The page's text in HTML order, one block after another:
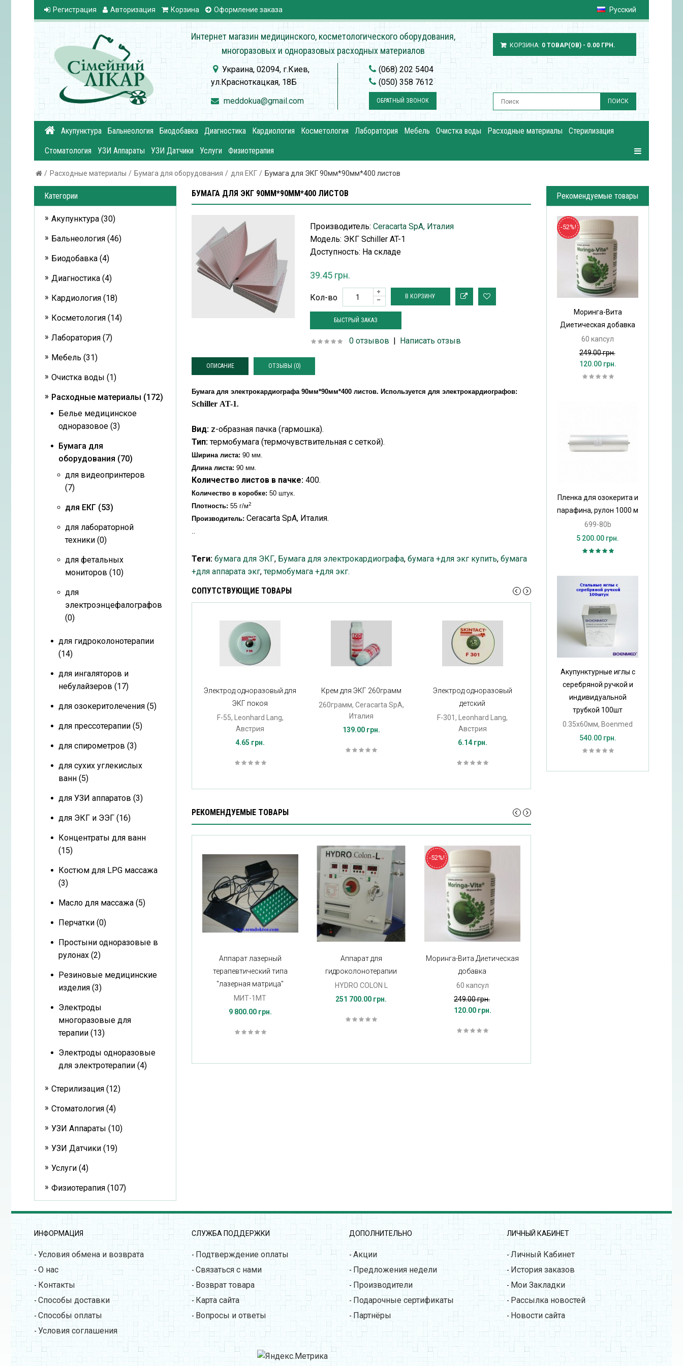
Регистрация Авторизация Корзина Оформление заказа Русский
Интернет магазин медицинского, косметологического оборудования,
многоразовых и одноразовых расходных материалов
Украина, 02094, г.Киев,
ул.Красноткацкая, 18Б
meddokua@gmail.com
(068) 202 5404
(050) 358 7612
ОБРАТНЫЙ ЗВОНОК
КОРЗИНА: 0 ТОВАР(ОВ) - 0.00 ГРН.
ПОИСК
Акупунктура Бальнеология Биодобавка Диагностика Кардиология Косметология Лаборатория Мебель Очистка воды Расходные материалы Стерилизация
Стоматология УЗИ Аппараты УЗИ Датчики Услуги Физиотерапия
Расходные материалы Бумага для оборудования для ЕКГ Бумага для ЭКГ 90мм*90мм*400 листов
Категории
Акупунктура (30)
Бальнеология (46)
Биодобавка (4)
Диагностика (4)
Кардиология (18)
Косметология (14)
Лаборатория (7)
Мебель (31)
Очистка воды (1)
Расходные материалы (172)
Белье медицинское
одноразовое (3)
Бумага для
оборудования (70)
для видеопринтеров
(7)
для ЕКГ (53)
для лабораторной
техники (0)
для фетальных
мониторов (10)
для
электроэнцефалографов
(0)
для гидроколонотерапии
(14)
для ингаляторов и
небулайзеров (17)
для озокеритолечения (5)
для прессотерапии (5)
для спирометров (3)
для сухих углекислых
ванн (5)
для УЗИ аппаратов (3)
для ЭКГ и ЭЭГ (16)
Концентраты для ванн
(15)
Костюм для LPG массажа
(3)
Масло для массажа (5)
Перчатки (0)
Простыни одноразовые в
рулонах (2)
Резиновые медицинские
изделия (3)
Электроды
многоразовые для
терапии (13)
Электроды одноразовые
для электротерапии (4)
Стерилизация (12)
Стоматология (4)
УЗИ Аппараты (10)
УЗИ Датчики (19)
Услуги (4)
Физиотерапия (107)
БУМАГА ДЛЯ ЭКГ 90ММ*90ММ*400 ЛИСТОВ
Производитель: Ceracarta SpA, Италия
Модель: ЭКГ Schiller AT-1
Доступность: На складе
39.45 грн.
Кол-во
БЫСТРЫЙ ЗАКАЗ
0 отзывов Написать отзыв
ОПИСАНИЕ ОТЗЫВЫ (0)
Бумага для электрокардиографа 90мм*90мм*400 листов. Используется для электрокардиографов:
Schiller AT-1.
Вид: z-образная пачка (гармошка).
Тип:термобумага (термочувствительная с сеткой).
Ширина листа: 90 мм.
Длина листа: 90 мм.
Количество листов в пачке: 400.
Количество в коробке: 50 штук.
Плотность: 55 г/м2
Производитель: Ceracarta SpA, Италия.
..
Теги: бумага для ЭКГ, Бумага для электрокардиографа, бумага +для экг купить, бумага
+для аппарата экг,термобумага +для экг.
СОПУТСТВУЮЩИЕ ТОВАРЫ
Электрод одноразовый для
ЭКГ покоя
F-55, Leonhard Lang,
Австрия
4.65 грн.
Крем для ЭКГ 260грамм
260грамм, Ceracarta SpA,
Италия
139.00 грн.
Электрод одноразовый
детский
F-301, Leonhard Lang,
Австрия
6.14 грн.
Бумага для ЭКГ 90мм*50м
ЭКГ ЭК-2Т
РЕКОМЕНДУЕМЫЕ ТОВАРЫ
Аппарат лазерный
терапевтический типа
"лазерная матрица"
МИТ-1МТ
9 800.00 грн.
Аппарат для
гидроколонотерапии
HYDRO COLON L
251 700.00 грн.
-52%!
Моринга-Вита Диетическая
добавка
60 капсул
249.00 грн.
120.00 грн.
Рекомендуемые товары
-52%!
Моринга-Вита
Диетическая добавка
60 капсул
249.00 грн.
120.00 грн.
Пленка для озокерита и
парафина, рулон 1000 м
699-80b
5 200.00 грн.
Акупунктурные иглы с
серебряной ручкой и
индивидуальной
трубкой 100шт
0.35х60мм, Boenmed
540.00 грн.
ИНФОРМАЦИЯ
- Условия обмена и возврата
- О нас
- Контакты
-Способы доставки
- Способы оплаты
- Условия соглашения
СЛУЖБА ПОДДЕРЖКИ
- Подтверждение оплаты
-Связаться с нами
- Возврат товара
- Карта сайта
- Вопросы и ответы
ДОПОЛНИТЕЛЬНО
- Акции
- Предложения недели
-Производители
- Подарочные сертификаты
- Партнёры
ЛИЧНЫЙ КАБИНЕТ
-Личный Кабинет
- История заказов
- Мои Закладки
- Рассылка новостей
- Новости сайта